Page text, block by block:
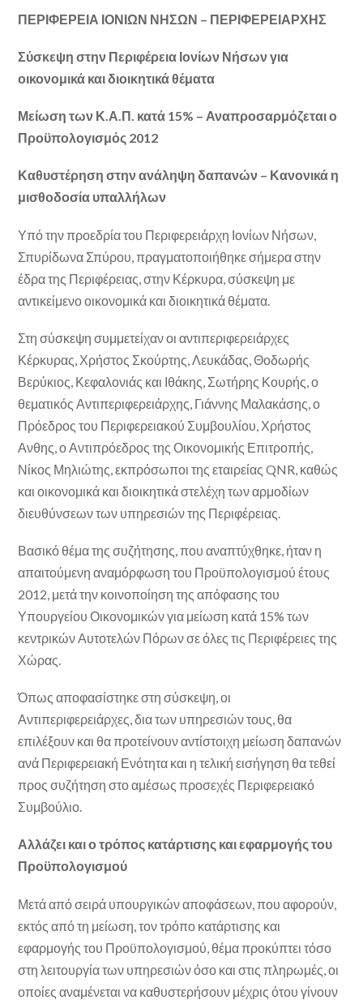
ΠΕΡΙΦΕΡΕΙΑ ΙΟΝΙΩΝ ΝΗΣΩΝ – ΠΕΡΙΦΕΡΕΙΑΡΧΗΣ
Σύσκεψη στην Περιφέρεια Ιονίων Νήσων για
οικονομικά και διοικητικά θέματα
Μείωση των Κ.Α.Π. κατά 15% – Αναπροσαρμόζεται ο
Προϋπολογισμός 2012
Καθυστέρηση στην ανάληψη δαπανών – Κανονικά η
μισθοδοσία υπαλλήλων
Υπό την προεδρία του Περιφερειάρχη Ιονίων Νήσων,
Σπυρίδωνα Σπύρου, πραγματοποιήθηκε σήμερα στην
έδρα της Περιφέρειας, στην Κέρκυρα, σύσκεψη με
αντικείμενο οικονομικά και διοικητικά θέματα.
Στη σύσκεψη συμμετείχαν οι αντιπεριφερειάρχες
Κέρκυρας, Χρήστος Σκούρτης, Λευκάδας, Θοδωρής
Βερύκιος, Κεφαλονιάς και Ιθάκης, Σωτήρης Κουρής, ο
θεματικός Αντιπεριφερειάρχης, Γιάννης Μαλακάσης, ο
Πρόεδρος του Περιφερειακού Συμβουλίου, Χρήστος
Ανθης, ο Αντιπρόεδρος της Οικονομικής Επιτροπής,
Νίκος Μηλιώτης, εκπρόσωποι της εταιρείας QNR, καθώς
και οικονομικά και διοικητικά στελέχη των αρμοδίων
διευθύνσεων των υπηρεσιών της Περιφέρειας.
Βασικό θέμα της συζήτησης, που αναπτύχθηκε, ήταν η
απαιτούμενη αναμόρφωση του Προϋπολογισμού έτους
2012, μετά την κοινοποίηση της απόφασης του
Υπουργείου Οικονομικών για μείωση κατά 15% των
κεντρικών Αυτοτελών Πόρων σε όλες τις Περιφέρειες της
Χώρας.
Όπως αποφασίστηκε στη σύσκεψη, οι
Αντιπεριφερειάρχες, δια των υπηρεσιών τους, θα
επιλέξουν και θα προτείνουν αντίστοιχη μείωση δαπανών
ανά Περιφερειακή Ενότητα και η τελική εισήγηση θα τεθεί
προς συζήτηση στο αμέσως προσεχές Περιφερειακό
Συμβούλιο.
Αλλάζει και ο τρόπος κατάρτισης και εφαρμογής του
Προϋπολογισμού
Μετά από σειρά υπουργικών αποφάσεων, που αφορούν,
εκτός από τη μείωση, τον τρόπο κατάρτισης και
εφαρμογής του Προϋπολογισμού, θέμα προκύπτει τόσο
στη λειτουργία των υπηρεσιών όσο και στις πληρωμές, οι
οποίες αναμένεται να καθυστερήσουν μέχρις ότου γίνουν